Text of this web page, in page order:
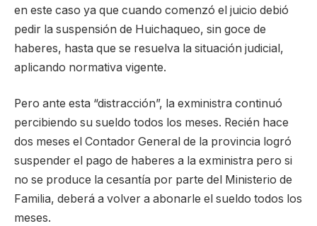
en este caso ya que cuando comenzó el juicio debió
pedir la suspensión de Huichaqueo, sin goce de
haberes, hasta que se resuelva la situación judicial,
aplicando normativa vigente.
Pero ante esta “distracción”, la exministra continuó
percibiendo su sueldo todos los meses. Recién hace
dos meses el Contador General de la provincia logró
suspender el pago de haberes a la exministra pero si
no se produce la cesantía por parte del Ministerio de
Familia, deberá a volver a abonarle el sueldo todos los
meses.